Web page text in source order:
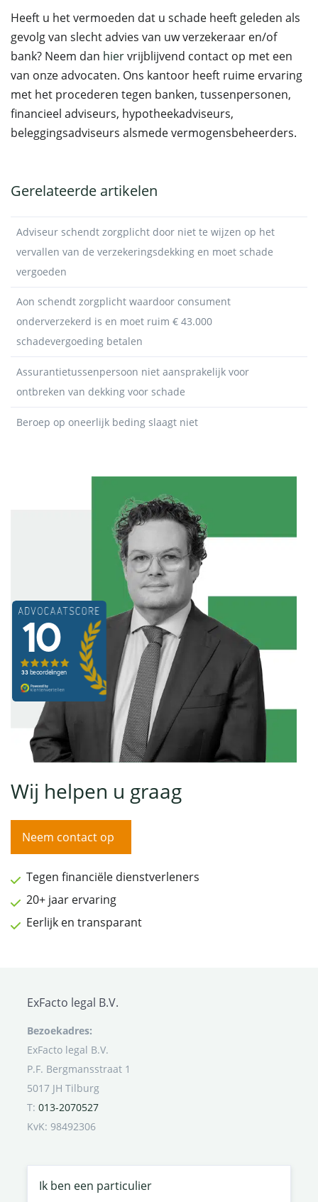
Heeft u het vermoeden dat u schade heeft geleden als
gevolg van slecht advies van uw verzekeraar en/of
bank? Neem dan hiervrijblijvend contact op met een
van onze advocaten. Ons kantoor heeft ruime ervaring
met het procederen tegen banken, tussenpersonen,
financieel adviseurs, hypotheekadviseurs,
beleggingsadviseurs alsmede vermogensbeheerders.
Gerelateerde artikelen
Adviseur schendt zorgplicht door niet te wijzen op het
vervallen van de verzekeringsdekking en moet schade
vergoeden
Aon schendt zorgplicht waardoor consument
onderverzekerd is en moet ruim € 43.000
schadevergoeding betalen
Assurantietussenpersoon niet aansprakelijk voor
ontbreken van dekking voor schade
Beroep op oneerlijk beding slaagt niet
Wij helpen u graag
Neem contact op
Tegen financiële dienstverleners
20+ jaar ervaring
Eerlijk en transparant
ExFacto legal B.V.
Bezoekadres:
ExFacto legal B.V.
P.F. Bergmansstraat 1
5017 JH Tilburg
T: 013-2070527
KvK: 98492306
Ik ben een particulier